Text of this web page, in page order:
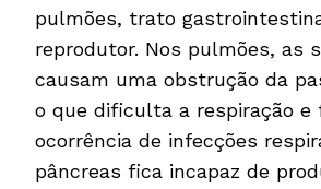
pulmões, trato
reprodutor. Nos pulmões, as
causam uma obstrução da
o que dificulta a respiração e
ocorrência de infecções
pâncreas fica incapaz de